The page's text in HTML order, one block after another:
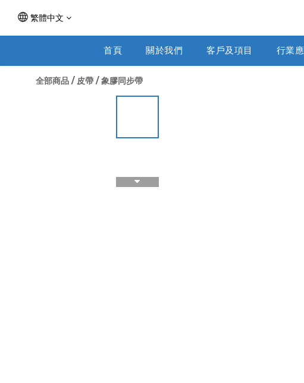
繁體中文
首頁 關於我們 客戶及項目 行業
全部商品 / 皮帶 /象膠同步帶